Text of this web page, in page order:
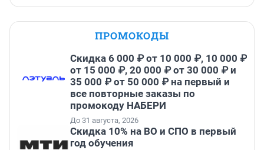
ПРОМОКОДЫ
Скидка 6 000 ₽ от 10 000 ₽, 10 000 ₽
от 15 000 ₽, 20 000 ₽ от 30 000 ₽ и
35 000 ₽ от 50 000 ₽ на первый и
все повторные заказы по
промокоду НАБЕРИ
До 31 августа, 2026
Скидка 10% на ВО и СПО в первый
год обучения